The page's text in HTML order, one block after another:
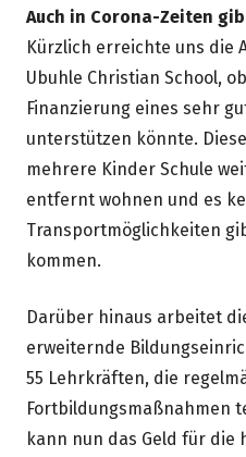
Auch in Corona-Zeiten
Kürzlich erreichte uns die
Ubuhle Christian School, ob
Finanzierung eines sehr
unterstützen könnte.
mehrere Kinder Schule
entfernt wohnen und es
Transportmöglichkeiten
kommen.
Darüber hinaus arbeitet
erweiternde
55 Lehrkräften, die
Fortbildungsmaßnahmen
kann nun das Geld für